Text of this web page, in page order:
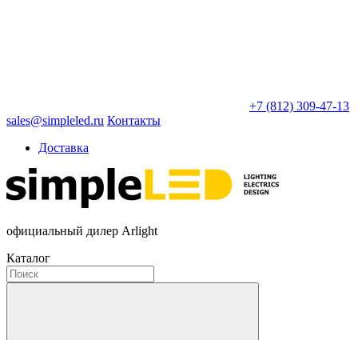
+7 (812) 309-47-13
sales@simpleled.ru Контакты
Доставка
официальный дилер Arlight
Каталог